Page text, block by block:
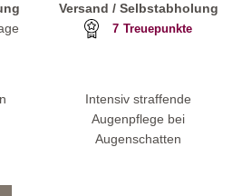
Versand / Selbstabholung
7 Treuepunkte
Intensiv straffende
Augenpflege bei
Augenschatten